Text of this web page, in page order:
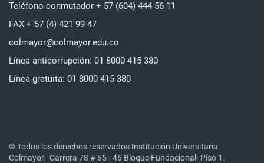
Teléfono conmutador + 57 (604) 444 56 11
FAX + 57 (4) 421 99 47
colmayor@colmayor.edu.co
Línea anticorrupción: 01 8000 415 380
Línea gratuita: 01 8000 415 380
© Todos los derechos reservados Institución Universitaria
Colmayor. Carrera 78 # 65 - 46 Bloque Fundacional- Piso 1.